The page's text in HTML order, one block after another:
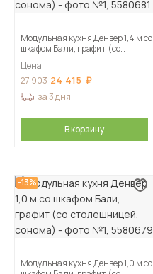
Модульная кухня Денвер 1,4 м со
шкафом Бали, графит (со
Цена
27 903 24 415
за 3 дня
В корзину
-13%
Модульная кухня Денвер 1,0 м со